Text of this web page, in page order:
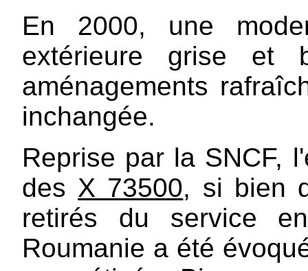
En 2000, une
extérieure grise et
aménagements
inchangée.
Reprise par la SNCF,
des X 73500, si bien
retirés du service
Roumanie a été